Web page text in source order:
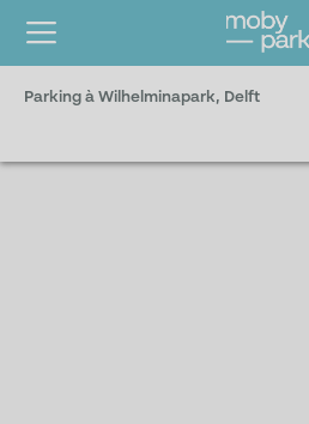
Parking à Wilhelminapark, Delft